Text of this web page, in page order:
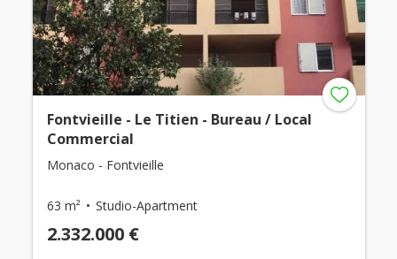
Fontvieille - Le Titien - Bureau / Local
Commercial
Monaco - Fontvieille
63 m² Studio-Apartment
2.332.000 €